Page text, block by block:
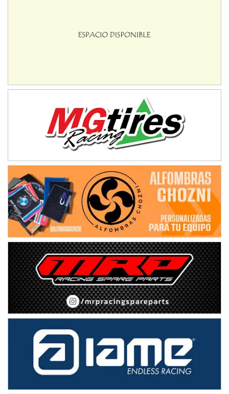
Autódromo de Neuquén (Asfalto)
CENTRO BONAERENSE - F6
Emilio Parisi (Tierra)
25 de Mayo (Buenos Aires)